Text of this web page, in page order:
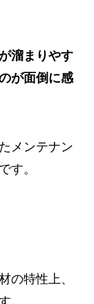
溜まりやす
が面倒に感
メンテナン
す。
の特性上、
。